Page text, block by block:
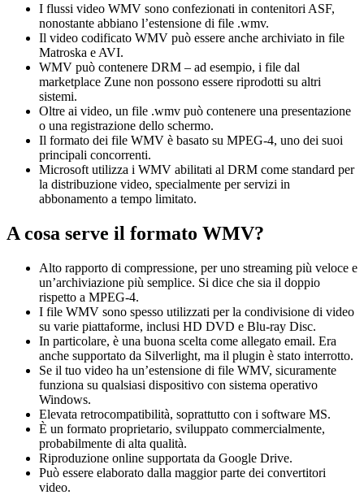
I flussi video WMV sono confezionati in contenitori ASF,
nonostante abbiano l’estensione di file .wmv.
Il video codificato WMV può essere anche archiviato in file
Matroska e AVI.
WMV può contenere DRM – ad esempio, i file dal
marketplace Zune non possono essere riprodotti su altri
sistemi.
Oltre ai video, un file .wmv può contenere una presentazione
o una registrazione dello schermo.
Il formato dei file WMV è basato su MPEG-4, uno dei suoi
principali concorrenti.
Microsoft utilizza i WMV abilitati al DRM come standard per
la distribuzione video, specialmente per servizi in
abbonamento a tempo limitato.
A cosa serve il formato WMV?
Alto rapporto di compressione, per uno streaming più veloce e
un’archiviazione più semplice. Si dice che sia il doppio
rispetto a MPEG-4.
I file WMV sono spesso utilizzati per la condivisione di video
su varie piattaforme, inclusi HD DVD e Blu-ray Disc.
In particolare, è una buona scelta come allegato email. Era
anche supportato da Silverlight, ma il plugin è stato interrotto.
Se il tuo video ha un’estensione di file WMV, sicuramente
funziona su qualsiasi dispositivo con sistema operativo
Windows.
Elevata retrocompatibilità, soprattutto con i software MS.
È un formato proprietario, sviluppato commercialmente,
probabilmente di alta qualità.
Riproduzione online supportata da Google Drive.
Può essere elaborato dalla maggior parte dei convertitori
video.